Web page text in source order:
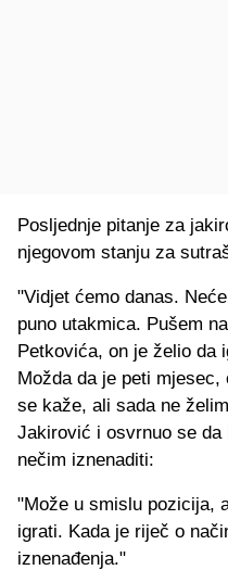
Posljednje pitanje za
njegovom stanju za
"Vidjet ćemo danas.
puno utakmica. Pušem
Petkovića, on je želio da
Možda da je peti
se kaže, ali sada ne
Jakirović i osvrnuo se da
nečim iznenaditi:
"Može u smislu pozicija,
igrati. Kada je riječ o
iznenađenja."